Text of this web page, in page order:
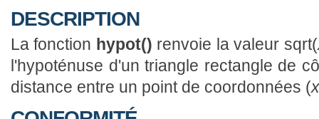
DESCRIPTION
La fonction hypot() renvoie la valeur sqrt(
l'hypoténuse d'un triangle rectangle de
distance entre un point de coordonnées (x